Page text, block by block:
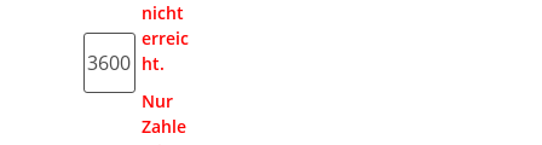
nicht
erreic
ht.
Nur
Zahle